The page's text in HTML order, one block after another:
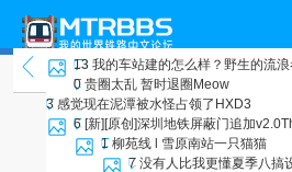
随便聊聊
13 我的车站建的怎么样？ 野生的流
0 贵圈太乱 暂时退圈 Meow
3 感觉现在泥潭被水怪占领了 HXD3
6 [新][原创]深圳地铁屏蔽门追加v2.0
1 柳苑线 l 雪原南站一只猫猫
7 没有人比我更懂夏季八搞